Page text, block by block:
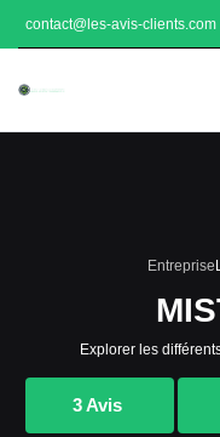
contact@les-avis-clients.com
Entreprise
Explorer les
3 Avis